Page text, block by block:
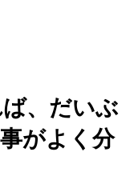
、だいぶ
がよく分